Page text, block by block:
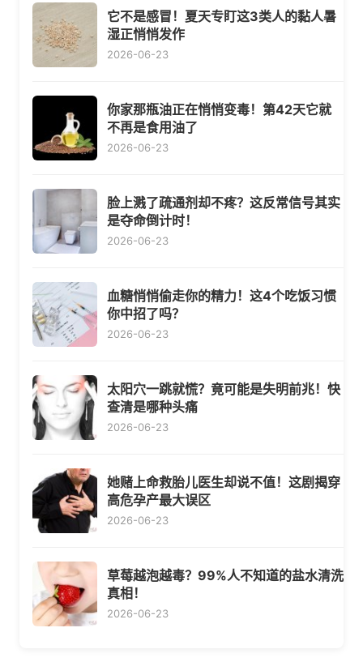
它不是感冒！夏天专盯这3类人的黏人暑
湿正悄悄发作
2026-06-23
你家那瓶油正在悄悄变毒！第42天它就
不再是食用油了
2026-06-23
脸上溅了疏通剂却不疼？这反常信号其实
是夺命倒计时！
2026-06-23
血糖悄悄偷走你的精力！这4个吃饭习惯
你中招了吗？
2026-06-23
太阳穴一跳就慌？竟可能是失明前兆！快
查清是哪种头痛
2026-06-23
她赌上命救胎儿医生却说不值！这剧揭穿
高危孕产最大误区
2026-06-23
草莓越泡越毒？99%人不知道的盐水清洗
真相！
2026-06-23